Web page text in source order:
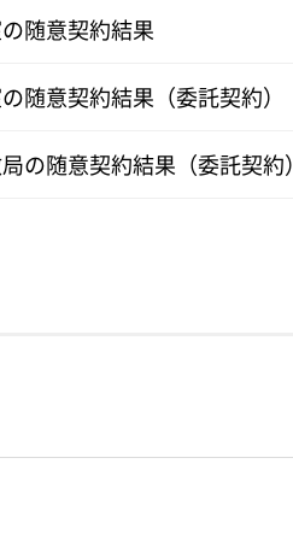
随意契約結果
随意契約結果（委託契約）
の随意契約結果（委託契約）